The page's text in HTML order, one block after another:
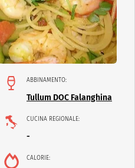
ABBINAMENTO:
Tullum DOC Falanghina
CUCINA REGIONALE:
-
CALORIE: